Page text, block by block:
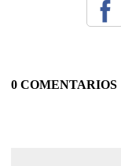
0 COMENTARIOS